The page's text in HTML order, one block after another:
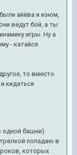
айёва и изюм,
ведут бой, а ты
игры. Ну а
- катайся
то вместо
кидаться
одной башни)
попадаю в
которых